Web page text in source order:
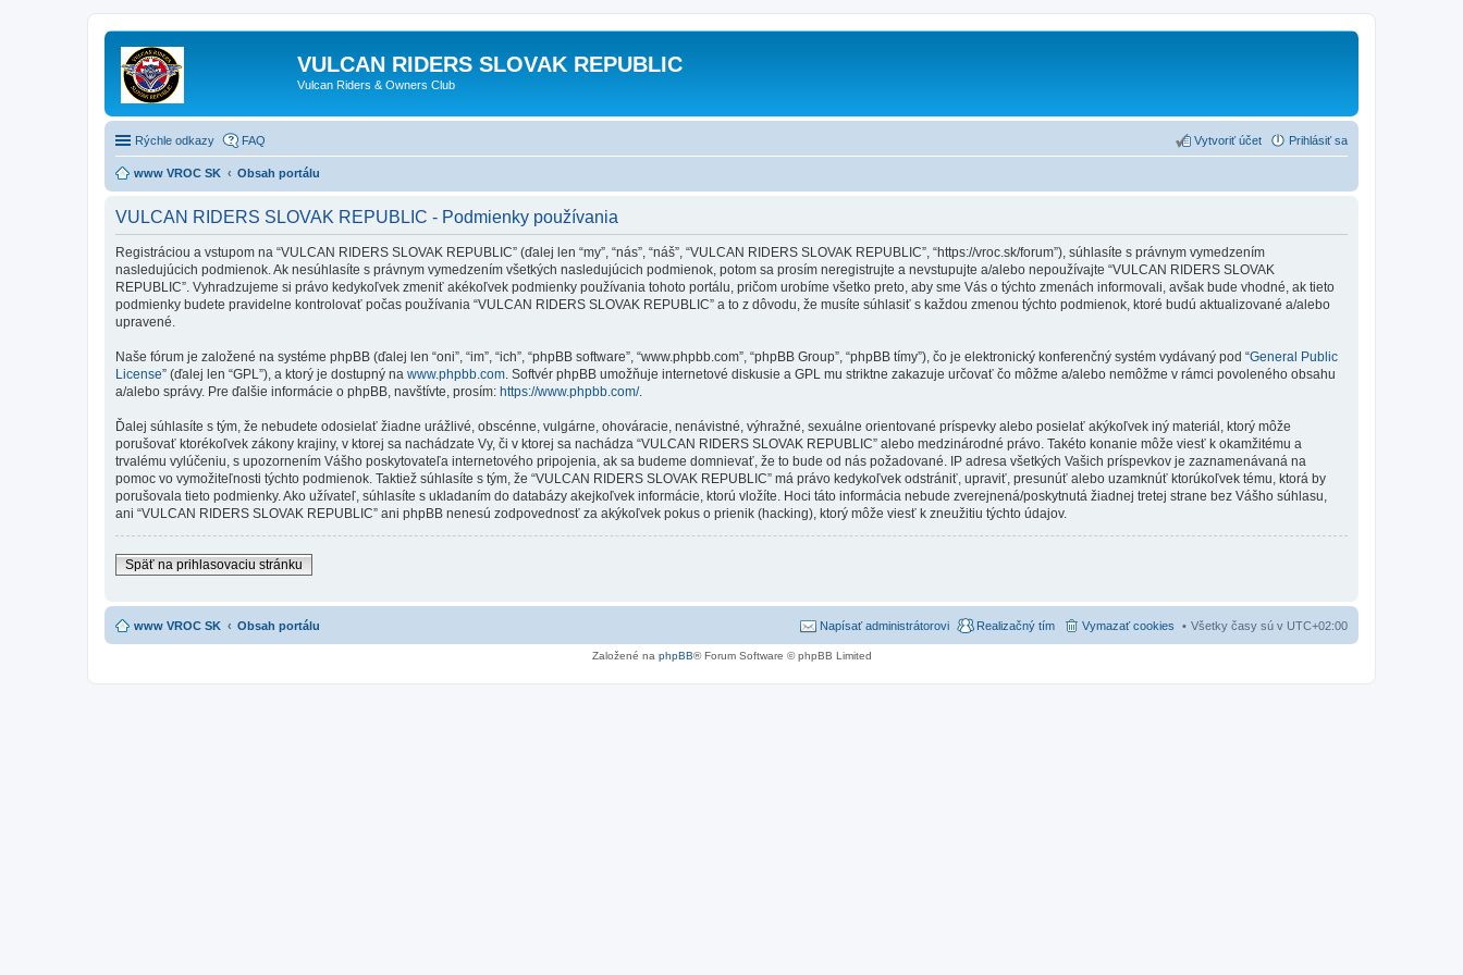
VULCAN RIDERS SLOVAK REPUBLIC
Vulcan Riders & Owners Club
Rýchle odkazy FAQ Prihlásiť sa
Vytvoriť účet
www VROC SK Obsah portálu
VULCAN RIDERS SLOVAK REPUBLIC - Podmienky používania
Registráciou a vstupom na “VULCAN RIDERS SLOVAK REPUBLIC” (ďalej len “my”, “nás”, “náš”, “VULCAN RIDERS SLOVAK REPUBLIC”, “https://vroc.sk/forum”), súhlasíte s právnym vymedzením
nasledujúcich podmienok. Ak nesúhlasíte s právnym vymedzením všetkých nasledujúcich podmienok, potom sa prosím neregistrujte a nevstupujte a/alebo nepoužívajte “VULCAN RIDERS SLOVAK
REPUBLIC”. Vyhradzujeme si právo kedykoľvek zmeniť akékoľvek podmienky používania tohoto portálu, pričom urobíme všetko preto, aby sme Vás o týchto zmenách informovali, avšak bude vhodné, ak tieto
podmienky budete pravidelne kontrolovať počas používania “VULCAN RIDERS SLOVAK REPUBLIC” a to z dôvodu, že musíte súhlasiť s každou zmenou týchto podmienok, ktoré budú aktualizované a/alebo
upravené.
Naše fórum je založené na systéme phpBB (ďalej len “oni”, “im”, “ich”, “phpBB software”, “www.phpbb.com”, “phpBB Group”, “phpBB tímy”), čo je elektronický konferenčný systém vydávaný pod “General Public
License” (ďalej len “GPL”), a ktorý je dostupný na www.phpbb.com . Softvér phpBB umožňuje internetové diskusie a GPL mu striktne zakazuje určovať čo môžme a/alebo nemôžme v rámci povoleného obsahu
a/alebo správy. Pre ďalšie informácie o phpBB, navštívte, prosím: https://www.phpbb.com/.
Ďalej súhlasíte s tým, že nebudete odosielať žiadne urážlivé, obscénne, vulgárne, ohováracie, nenávistné, výhražné, sexuálne orientované príspevky alebo posielať akýkoľvek iný materiál, ktorý môže
porušovať ktorékoľvek zákony krajiny, v ktorej sa nachádzate Vy, či v ktorej sa nachádza “VULCAN RIDERS SLOVAK REPUBLIC” alebo medzinárodné právo. Takéto konanie môže viesť k okamžitému a
trvalému vylúčeniu, s upozornením Vášho poskytovateľa internetového pripojenia, ak sa budeme domnievať, že to bude od nás požadované. IP adresa všetkých Vašich príspevkov je zaznamenávaná na
pomoc vo vymožiteľnosti týchto podmienok. Taktiež súhlasíte s tým, že “VULCAN RIDERS SLOVAK REPUBLIC” má právo kedykoľvek odstrániť, upraviť, presunúť alebo uzamknúť ktorúkoľvek tému, ktorá by
porušovala tieto podmienky. Ako užívateľ, súhlasíte s ukladaním do databázy akejkoľvek informácie, ktorú vložíte. Hoci táto informácia nebude zverejnená/poskytnutá žiadnej tretej strane bez Vášho súhlasu,
ani “VULCAN RIDERS SLOVAK REPUBLIC” ani phpBB nenesú zodpovednosť za akýkoľvek pokus o prienik (hacking), ktorý môže viesť k zneužitiu týchto údajov.
Späť na prihlasovaciu stránku
www VROC SK Obsah portálu Všetky časy sú v UTC+02:00
Vymazať cookies
Realizačný tím
Napísať administrátorovi
Založené na phpBB® Forum Software © phpBB Limited